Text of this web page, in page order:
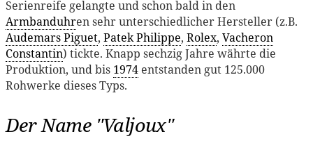
Serienreife gelangte und schon bald in den
Armbanduhren sehr unterschiedlicher Hersteller (z.B.
Audemars Piguet, Patek Philippe, Rolex, Vacheron
Constantin) tickte. Knapp sechzig Jahre währte die
Produktion, und bis 1974 entstanden gut 125.000
Rohwerke dieses Typs.
Der Name "Valjoux"